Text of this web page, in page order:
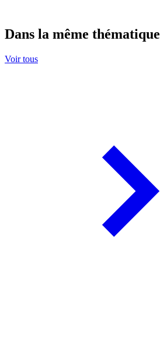
Dans la même thématique
Voir tous